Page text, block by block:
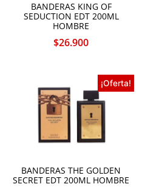
BANDERAS KING OF
SEDUCTION EDT 200ML
HOMBRE
$26.900
¡Oferta!
BANDERAS THE GOLDEN
SECRET EDT 200ML HOMBRE